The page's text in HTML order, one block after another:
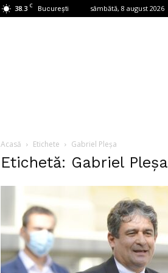
38.3 C București sâmbătă, 8 august 2026
Acasă Etichete Gabriel Pleșa
Etichetă: Gabriel Pleșa